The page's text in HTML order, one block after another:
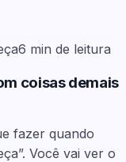
6 min de leitura
coisas demais
fazer quando
Você vai ver o